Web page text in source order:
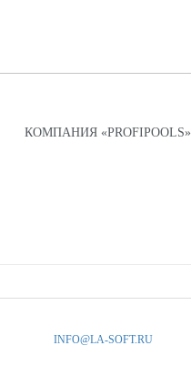
КОМПАНИЯ «PROFIPOOLS»
INFO@LA-SOFT.RU